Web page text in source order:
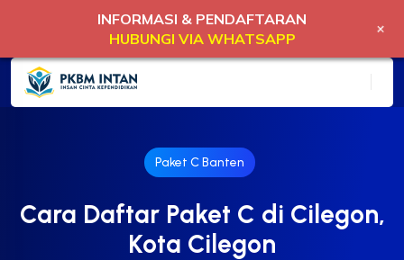
Paket C Banten
Cara Daftar Paket C di Cilegon,
Kota Cilegon
INFORMASI & PENDAFTARAN
HUBUNGI VIA WHATSAPP
+